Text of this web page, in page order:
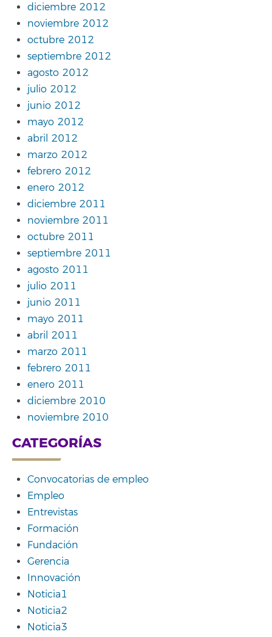
diciembre 2012
noviembre 2012
octubre 2012
septiembre 2012
agosto 2012
julio 2012
junio 2012
mayo 2012
abril 2012
marzo 2012
febrero 2012
enero 2012
diciembre 2011
noviembre 2011
octubre 2011
septiembre 2011
agosto 2011
julio 2011
junio 2011
mayo 2011
abril 2011
marzo 2011
febrero 2011
enero 2011
diciembre 2010
noviembre 2010
CATEGORÍAS
Convocatorias de empleo
Empleo
Entrevistas
Formación
Fundación
Gerencia
Innovación
Noticia1
Noticia2
Noticia3